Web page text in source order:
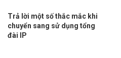
Trả lời một số thắc mắc khi
chuyển sang sử dụng tổng
đài IP